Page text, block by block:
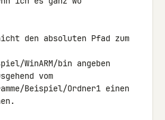
den absoluten Pfad zum
WinARM/bin angeben
vom
Beispiel/Ordner1 einen